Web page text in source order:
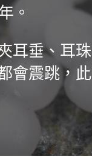
。
耳垂、耳
會震跳，